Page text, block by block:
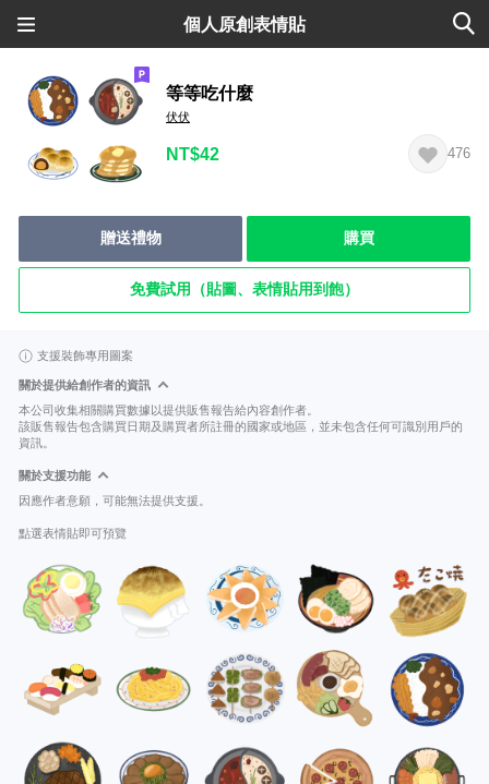
個人原創表情貼
等等吃什麼
伏伏
NT$42 476
贈送禮物 購買
免費試用（貼圖、表情貼用到飽）
支援裝飾專用圖案
關於提供給創作者的資訊
本公司收集相關購買數據以提供販售報告給內容創作者。
該販售報告包含購買日期及購買者所註冊的國家或地區，並未包含任何可識別用戶的
資訊。
關於支援功能
因應作者意願，可能無法提供支援。
點選表情貼即可預覽